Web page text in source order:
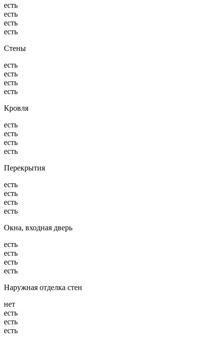
есть
есть
есть
есть
Стены
есть
есть
есть
есть
Кровля
есть
есть
есть
есть
Перекрытия
есть
есть
есть
есть
Окна, входная дверь
есть
есть
есть
есть
Наружная отделка стен
нет
есть
есть
есть